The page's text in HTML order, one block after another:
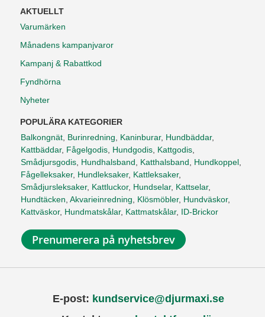
AKTUELLT
Varumärken
Månadens kampanjvaror
Kampanj & Rabattkod
Fyndhörna
Nyheter
POPULÄRA KATEGORIER
Balkongnät, Burinredning, Kaninburar, Hundbäddar,
Kattbäddar, Fågelgodis, Hundgodis, Kattgodis,
Smådjursgodis, Hundhalsband, Katthalsband, Hundkoppel,
Fågelleksaker, Hundleksaker, Kattleksaker,
Smådjursleksaker, Kattluckor, Hundselar, Kattselar,
Hundtäcken, Akvarieinredning, Klösmöbler, Hundväskor,
Kattväskor, Hundmatskålar, Kattmatskålar, ID-Brickor
Prenumerera på nyhetsbrev
E-post: kundservice@djurmaxi.se